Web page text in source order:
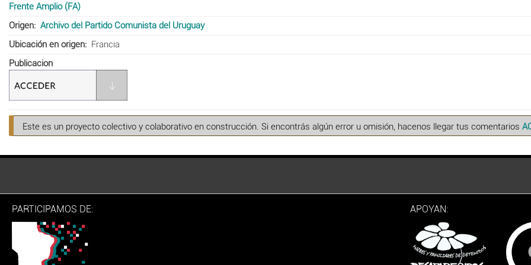
Frente Amplio (FA)
Origen
Archivo del Partido Comunista del Uruguay
Ubicación en origen
Francia
Publicacion
Este es un proyecto colectivo y colaborativo en construcción. Si encontrás algún error u omisión, hacenos llegar tus comentarios
PARTICIPAMOS DE: APOYAN: